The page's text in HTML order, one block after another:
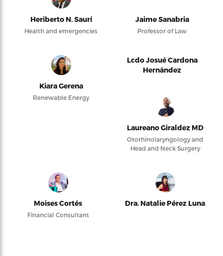
Heriberto N. Saurí
Health and emergencies
Jaime Sanabria
Professor of Law
Kiara Gerena
Renewable Energy
Lcdo Josué Cardona
Hernández
Laureano Giraldez MD
Otorhinolaryngology and
Head and Neck Surgery
Moises Cortés
Financial Consultant
Dra. Natalie Pérez Luna